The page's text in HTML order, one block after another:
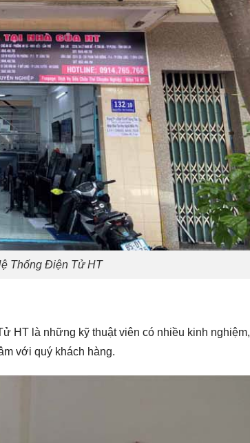
Thống Điện Tử HT
HT là những kỹ thuật viên có nhiều kinh nghiệm,
với quý khách hàng.